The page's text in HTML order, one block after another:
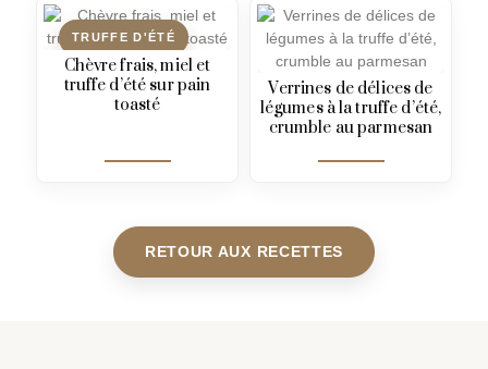
TRUFFE D'ÉTÉ
Chèvre frais, miel et
truffe d’été sur pain
toasté
Verrines de délices de
légumes à la truffe d’été,
crumble au parmesan
RETOUR AUX RECETTES